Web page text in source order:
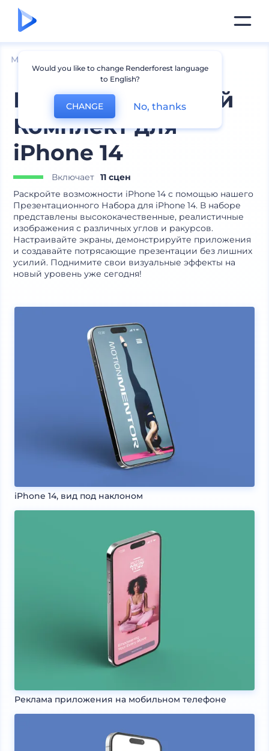
Мокапы
Презентационный
Комплект для
iPhone 14
Включает 11 сцен
Раскройте возможности iPhone 14 с помощью нашего
Презентационного Набора для iPhone 14. В наборе
представлены высококачественные, реалистичные
изображения с различных углов и ракурсов.
Настраивайте экраны, демонстрируйте приложения
и создавайте потрясающие презентации без лишних
усилий. Поднимите свои визуальные эффекты на
новый уровень уже сегодня!
iPhone 14, вид под наклоном
Реклама приложения на мобильном телефоне
Would you like to change Renderforest language
to English?
CHANGE No, thanks